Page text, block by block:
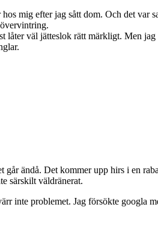
mig efter jag sått dom. Och det var
väl jätteslok rätt märkligt. Men
ändå. Det kommer upp hirs i en
särskilt väldränerat.
inte problemet. Jag försökte googla